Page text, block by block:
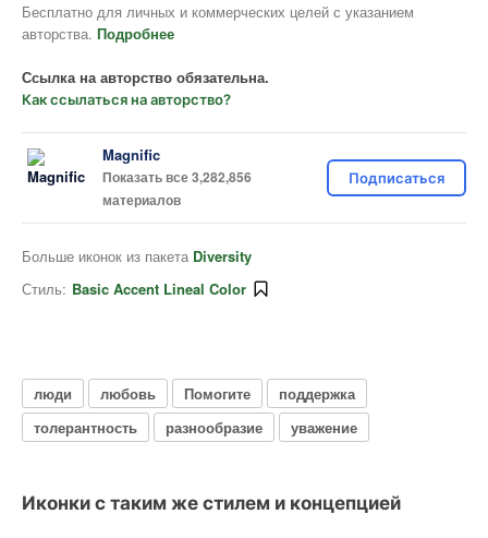
Бесплатно для личных и коммерческих целей с указанием
авторства. Подробнее
Ссылка на авторство обязательна.
Как ссылаться на авторство?
Magnific
Показать все 3,282,856
материалов
Подписаться
Больше иконок из пакета Diversity
Стиль: Basic Accent Lineal Color
люди любовь Помогите
поддержка
толерантность
разнообразие уважение
Иконки с таким же стилем и концепцией